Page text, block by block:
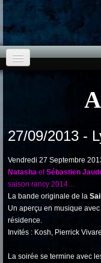
Ecouter Voir ▼
vente CD
Photos▼
Espace pro
27/09/2013 -
Vendredi 27 Septembre
Natasha etSébastien
saison rancy 2014…
La bande originale de la
Un aperçu en musique
résidence.
Invités : Kosh, Pierrick
La soirée se termine avec